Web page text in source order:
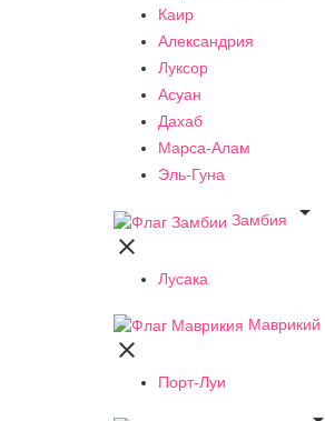
Каир
Александрия
Луксор
Асуан
Дахаб
Марса-Алам
Эль-Гуна
Замбия


Лусака
Маврикий

Порт-Луи